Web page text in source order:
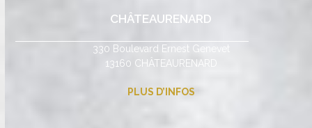
CHÂTEAURENARD
330 Boulevard Ernest Genevet
13160 CHÂTEAURENARD
PLUS D’INFOS